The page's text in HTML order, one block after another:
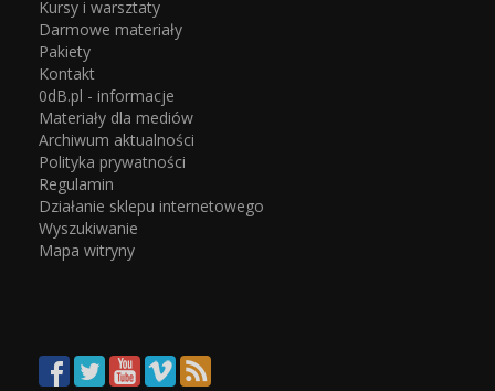
Kursy i warsztaty
Darmowe materiały
Pakiety
Kontakt
0dB.pl - informacje
Materiały dla mediów
Archiwum aktualności
Polityka prywatności
Regulamin
Działanie sklepu internetowego
Wyszukiwanie
Mapa witryny